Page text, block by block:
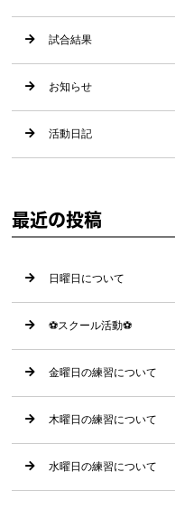
試合結果
お知らせ
活動日記
最近の投稿
日曜日について
⚽️スクール活動⚽️
金曜日の練習について
木曜日の練習について
水曜日の練習について